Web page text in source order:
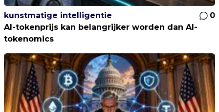
kunstmatige intelligentie
0
AI-tokenprijs kan belangrijker worden dan AI-
tokenomics